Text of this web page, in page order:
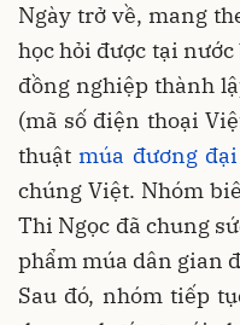
Ngày trở về, mang
học hỏi được tại
đồng nghiệp thành
(mã số điện thoại
thuậtmúa đương đại
chúng Việt. Nhóm
Thi Ngọc đã chung
phẩm múa dân gian
Sau đó, nhóm tiếp